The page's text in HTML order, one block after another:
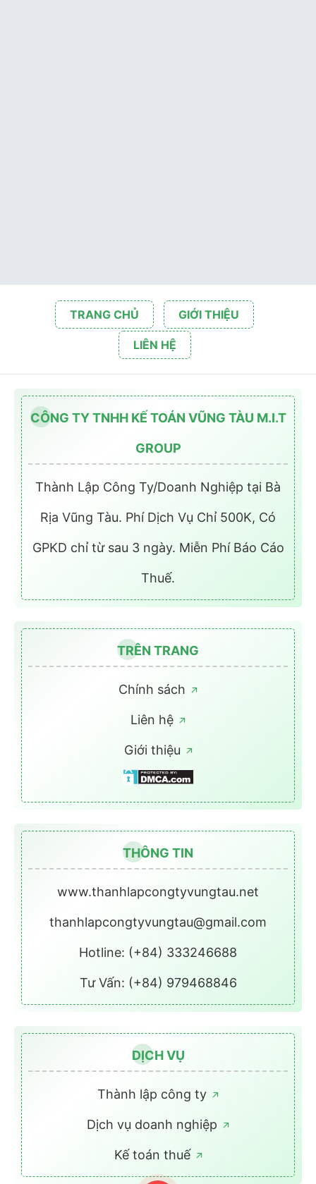
TRANG CHỦ GIỚI THIỆU
LIÊN HỆ
CÔNG TY TNHH KẾ TOÁN VŨNG TÀU M.I.T
GROUP
Thành Lập Công Ty/Doanh Nghiệp tại Bà
Rịa Vũng Tàu. Phí Dịch Vụ Chỉ 500K, Có
GPKD chỉ từ sau 3 ngày. Miễn Phí Báo Cáo
Thuế.
TRÊN TRANG
Chính sách
Liên hệ
Giới thiệu
THÔNG TIN
www.thanhlapcongtyvungtau.net
thanhlapcongtyvungtau@gmail.com
Hotline: (+84) 333246688
Tư Vấn: (+84) 979468846
DỊCH VỤ
Thành lập công ty
Dịch vụ doanh nghiệp
Kế toán thuế